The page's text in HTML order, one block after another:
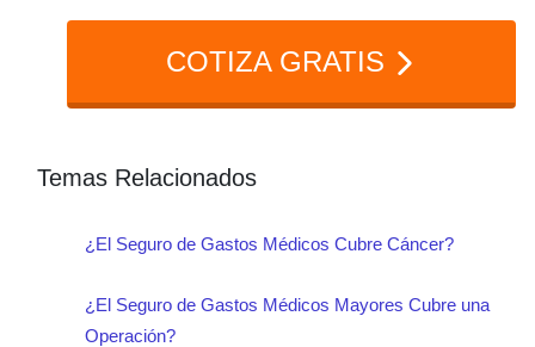
elegir un plan adecuado.
COTIZA GRATIS
Temas Relacionados
¿El Seguro de Gastos Médicos Cubre Cáncer?
¿El Seguro de Gastos Médicos Mayores Cubre una
Operación?